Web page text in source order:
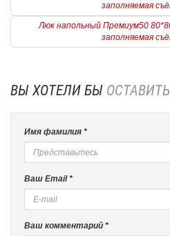
заполняемая
Люк напольный Премиум50
заполняемая
ВЫ ХОТЕЛИ БЫ
Имя фамилия *
Ваш Email *
Ваш комментарий *